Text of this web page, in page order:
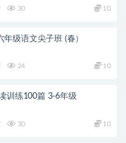
30 10
级语文尖子班 (春）
24 10
训练100篇 3-6年级
30 10